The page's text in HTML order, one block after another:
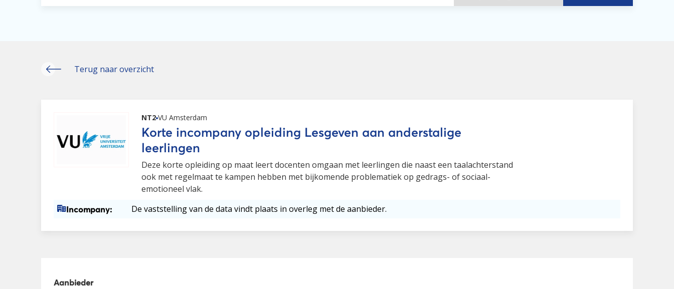
Terug naar overzicht
NT2 VU Amsterdam
Korte incompany opleiding Lesgeven aan anderstalige
leerlingen
Deze korte opleiding op maat leert docenten omgaan met leerlingen die naast een taalachterstand
ook met regelmaat te kampen hebben met bijkomende problematiek op gedrags- of sociaal-
emotioneel vlak.
Incompany: De vaststelling van de data vindt plaats in overleg met de aanbieder.
Aanbieder